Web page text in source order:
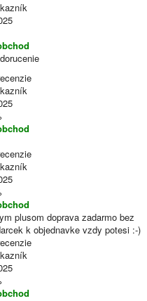
plusom doprava zadarmo bez
k objednavke vzdy potesi :-)